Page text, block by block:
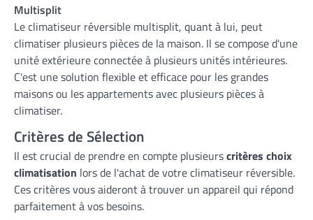
Multisplit
Le climatiseur réversible multisplit, quant à lui, peut
climatiser plusieurs pièces de la maison. Il se compose d'une
unité extérieure connectée à plusieurs unités intérieures.
C'est une solution flexible et efficace pour les grandes
maisons ou les appartements avec plusieurs pièces à
climatiser.
Critères de Sélection
Il est crucial de prendre en compte plusieurscritères choix
climatisation lors de l'achat de votre climatiseur réversible.
Ces critères vous aideront à trouver un appareil qui répond
parfaitement à vos besoins.